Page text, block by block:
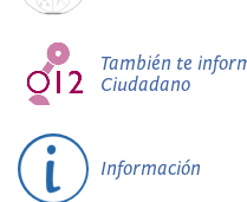
También te
Ciudadano
Información